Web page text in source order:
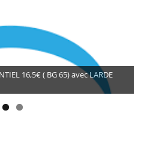
16,5€ ( BG 65) avec LARDE